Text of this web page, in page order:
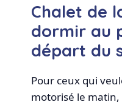
Chalet de
dormir au
départ du
Pour ceux qui
motorisé le